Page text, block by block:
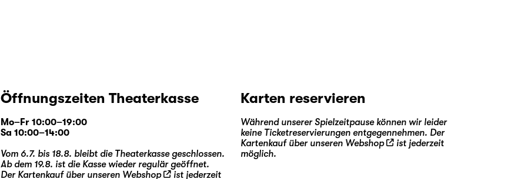
Öffnungszeiten Theaterkasse
Mo–Fr 10:00–19:00
Sa 10:00–14:00
Vom 6.7. bis 18.8. bleibt die Theaterkasse geschlossen.
Ab dem 19.8. ist die Kasse wieder regulär geöffnet.
Der Kartenkauf über unseren Webshop ist jederzeit
Karten reservieren
Während unserer Spielzeitpause können wir leider
keine Ticketreservierungen entgegennehmen. Der
Kartenkauf über unseren Webshop
ist jederzeit
möglich.